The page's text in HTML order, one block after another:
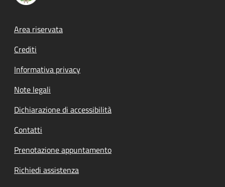
Footer menu
Area riservata
Crediti
Informativa privacy
Note legali
Dichiarazione di accessibilità
Contatti
Prenotazione appuntamento
Richiedi assistenza